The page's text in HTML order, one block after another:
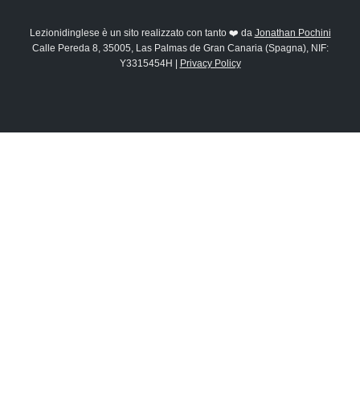
Lezionidinglese è un sito realizzato con tanto ❤️ da Jonathan Pochini
Calle Pereda 8, 35005, Las Palmas de Gran Canaria (Spagna), NIF:
Y3315454H |
Privacy Policy